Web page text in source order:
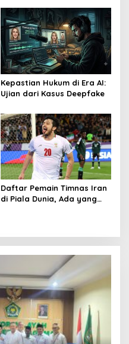
Kemenag Jambi Ambil
Langkah Cepat
Kepastian Hukum di Era AI:
Ujian dari Kasus Deepfake
Daftar Pemain Timnas Iran
di Piala Dunia, Ada yang